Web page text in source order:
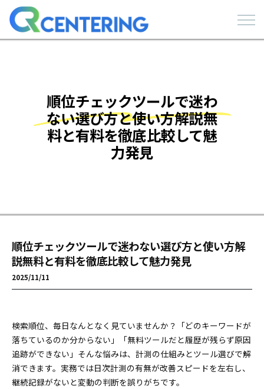
順位チェックツールで迷わ
ない選び方と使い方解説無
料と有料を徹底比較して魅
力発見
順位チェックツールで迷わない選び方と使い方解
説無料と有料を徹底比較して魅力発見
2025/11/11
検索順位、毎日なんとなく見ていませんか？「どのキーワードが
落ちているのか分からない」「無料ツールだと履歴が残らず原因
追跡ができない」――そんな悩みは、計測の仕組みとツール選びで解
消できます。実務では日次計測の有無が改善スピードを左右し、
継続記録がないと変動の判断を誤りがちです。